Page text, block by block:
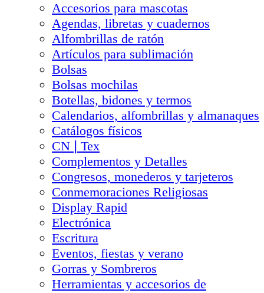
Accesorios para mascotas
Agendas, libretas y cuadernos
Alfombrillas de ratón
Artículos para sublimación
Bolsas
Bolsas mochilas
Botellas, bidones y termos
Calendarios, alfombrillas y almanaques
Catálogos físicos
CN❘Tex
Complementos y Detalles
Congresos, monederos y tarjeteros
Conmemoraciones Religiosas
Display Rapid
Electrónica
Escritura
Eventos, fiestas y verano
Gorras y Sombreros
Herramientas y accesorios de